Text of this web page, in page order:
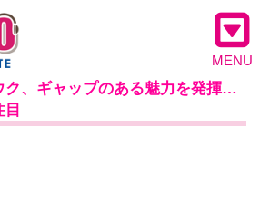
MENU
ク、ギャップのある魅力を発揮…